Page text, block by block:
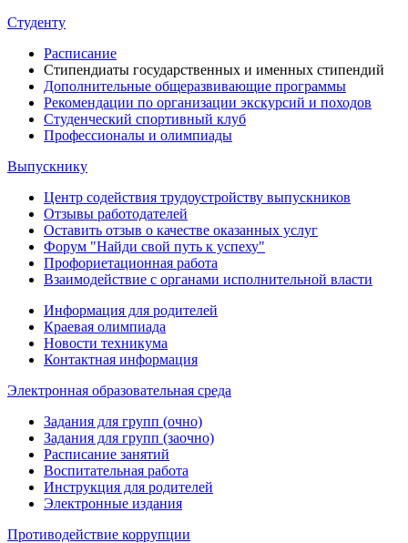
Студенту
Расписание
Стипендиаты государственных и именных стипендий
Дополнительные общеразвивающие программы
Рекомендации по организации экскурсий и походов
Студенческий спортивный клуб
Профессионалы и олимпиады
Выпускнику
Центр содействия трудоустройству выпускников
Отзывы работодателей
Оставить отзыв о качестве оказанных услуг
Форум "Найди свой путь к успеху"
Профориетационная работа
Взаимодействие с органами исполнительной власти
Информация для родителей
Краевая олимпиада
Новости техникума
Контактная информация
Электронная образовательная среда
Задания для групп (очно)
Задания для групп (заочно)
Расписание занятий
Воспитательная работа
Инструкция для родителей
Электронные издания
Противодействие коррупции